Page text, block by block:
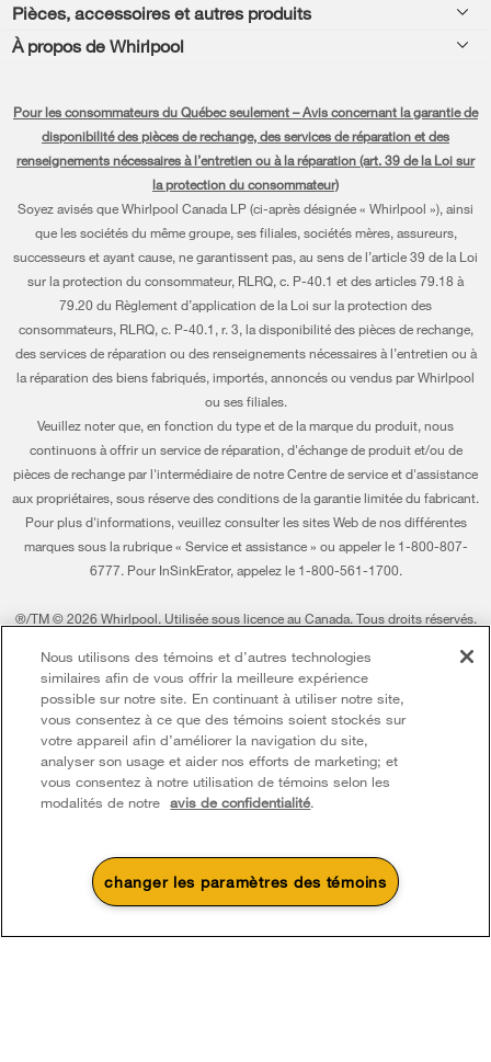
Planifier une installation
Planifier une réparation
Renseignements relatifs à la garantie
Mes électroménagers
Suivre ma commande
Services de livraison et d'installation
Retours et échanges
Accessibilité
Services d'abonnement
Résidents du Québec
Laveuses et sécheuses
Cuisine
Appareils de cuisson
Lave-vaisselle et nettoyage
Filtres à eau
Trouver un marchand
Pièces, accessoires et autres produits
Accessoires
Programme d’abonnement aux filtres à eau
À propos de Whirlpool
Communiquez avec nous
À propos de nous
Investisseurs
Carrières
Certification Éco et homologation ENERGY STAR® Whirlpool
Habitat pour l'humanité
Informations relatives aux rappels
Entreprise Whirlpool
Rapport sur l’esclavage moderne
Whirlpool au Canada
Pour les consommateurs du Québec seulement – Avis concernant la garantie de
disponibilité des pièces de rechange, des services de réparation et des
renseignements nécessaires à l’entretien ou à la réparation (art. 39 de la Loi sur
la protection du consommateur)
Soyez avisés que Whirlpool Canada LP (ci-après désignée « Whirlpool »), ainsi
que les sociétés du même groupe, ses filiales, sociétés mères, assureurs,
successeurs et ayant cause, ne garantissent pas, au sens de l’article 39 de la Loi
sur la protection du consommateur, RLRQ, c. P-40.1 et des articles 79.18 à
79.20 du Règlement d’application de la Loi sur la protection des
consommateurs, RLRQ, c. P-40.1, r. 3, la disponibilité des pièces de rechange,
des services de réparation ou des renseignements nécessaires à l’entretien ou à
la réparation des biens fabriqués, importés, annoncés ou vendus par Whirlpool
ou ses filiales.
Veuillez noter que, en fonction du type et de la marque du produit, nous
continuons à offrir un service de réparation, d'échange de produit et/ou de
pièces de rechange par l'intermédiaire de notre Centre de service et d'assistance
aux propriétaires, sous réserve des conditions de la garantie limitée du fabricant.
Pour plus d'informations, veuillez consulter les sites Web de nos différentes
marques sous la rubrique « Service et assistance » ou appeler le 1-800-807-
6777. Pour InSinkErator, appelez le 1-800-561-1700.
®/TM © 2026 Whirlpool. Utilisée sous licence au Canada. Tous droits réservés.
respect.
Ce marchand en ligne est situé au 200-6750, avenue Century, Mississauga
(Ontario) L5N 0B7
Modalités Avis de confidentialité Plan du site
Communiquez avec nous
Nous utilisons des témoins et d’autres technologies
similaires afin de vous offrir la meilleure expérience
possible sur notre site. En continuant à utiliser notre site,
vous consentez à ce que des témoins soient stockés sur
votre appareil afin d’améliorer la navigation du site,
analyser son usage et aider nos efforts de marketing; et
vous consentez à notre utilisation de témoins selon les
modalités de notre avis de confidentialité.
changer les paramètres des témoins